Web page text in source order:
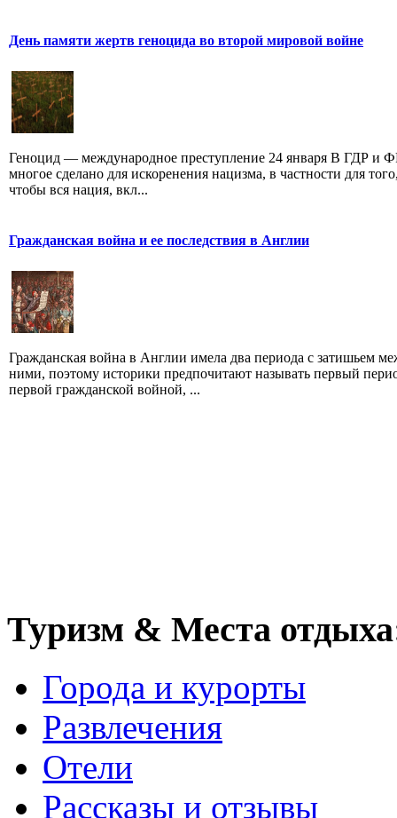
День памяти жертв геноцида во второй мировой войне
Геноцид — международное преступление 24 января В ГДР и
многое сделано для искоренения нацизма, в частности для
чтобы вся нация, вкл...
Гражданская война и ее последствия в Англии
Гражданская война в Англии имела два периода с затишьем
ними, поэтому историки предпочитают называть первый
первой гражданской войной, ...
Туризм & Места
Города и курорты
Развлечения
Отели
Рассказы и отзывы